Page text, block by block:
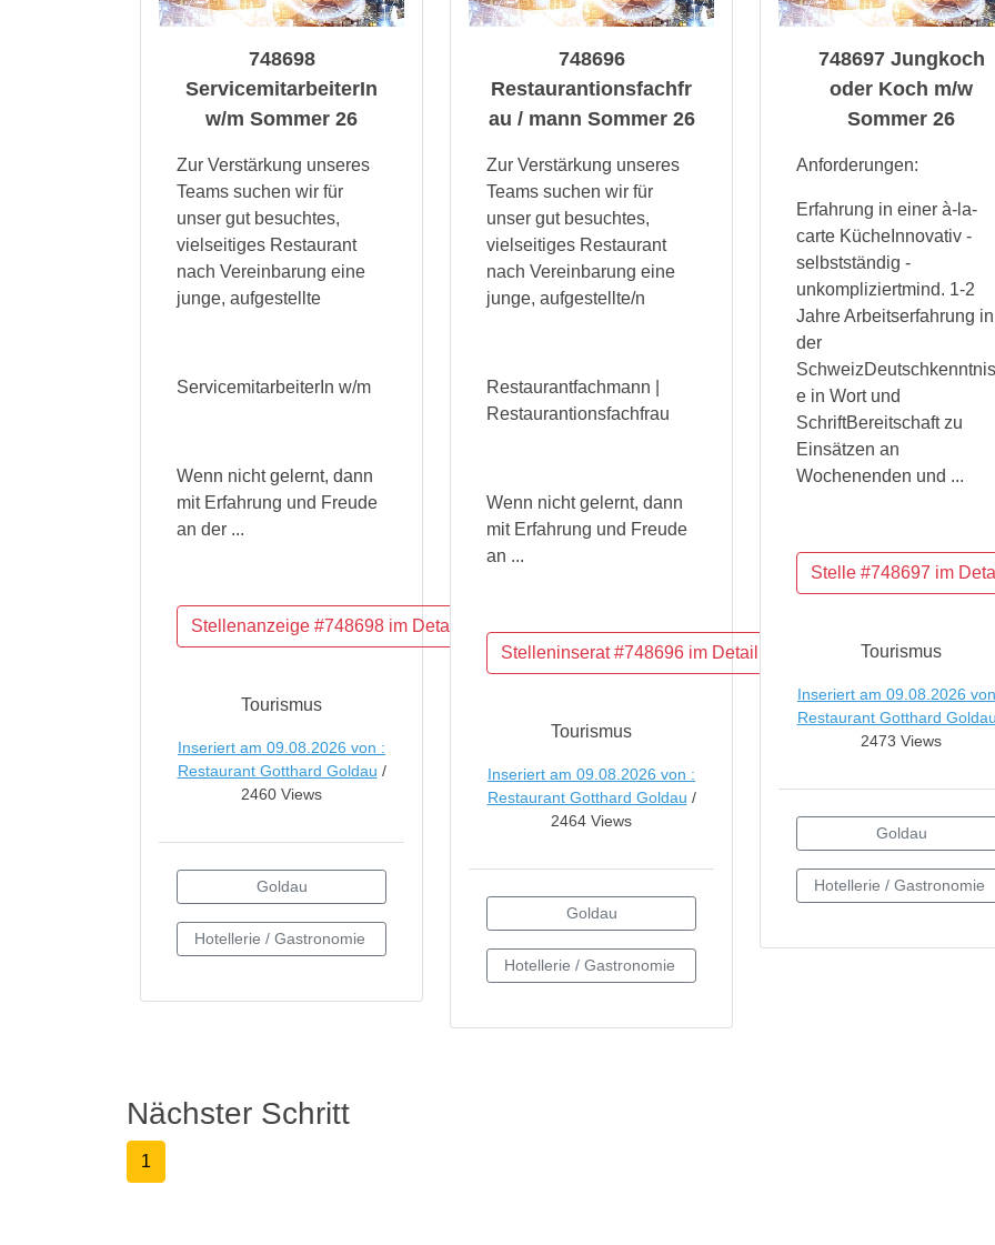
748698
ServicemitarbeiterIn
w/m Sommer 26
Zur Verstärkung unseres
Teams suchen wir für
unser gut besuchtes,
vielseitiges Restaurant
nach Vereinbarung eine
junge, aufgestellte
ServicemitarbeiterIn w/m
Wenn nicht gelernt, dann
mit Erfahrung und Freude
an der ...
Tourismus
Inseriert am 09.08.2026 von :
Restaurant Gotthard Goldau /
2460 Views
748696
Restaurantionsfachfr
au / mann Sommer 26
Zur Verstärkung unseres
Teams suchen wir für
unser gut besuchtes,
vielseitiges Restaurant
nach Vereinbarung eine
junge, aufgestellte/n
Restaurantfachmann |
Restaurantionsfachfrau
Wenn nicht gelernt, dann
mit Erfahrung und Freude
an ...
Tourismus
Inseriert am 09.08.2026 von :
Restaurant Gotthard Goldau /
2464 Views
748697 Jungkoch
oder Koch m/w
Sommer 26
Anforderungen:
Erfahrung in einer à-la-
carte KücheInnovativ -
selbstständig -
unkompliziertmind. 1-2
Jahre Arbeitserfahrung in
der
e in Wort und
SchriftBereitschaft zu
Einsätzen an
Wochenenden und ...
Tourismus
Inseriert am 09.08.2026
Restaurant Gotthard Goldau
2473 Views
Nächster Schritt
1